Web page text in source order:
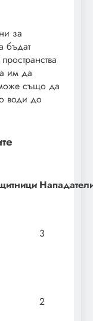
за
бъдат
им да
може също да
води до
3
2